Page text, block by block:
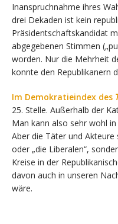
Inanspruchnahme ihres
drei Dekaden ist kein
Präsidentschaftskandidat
abgegebenen Stimmen
worden. Nur die Mehrheit
konnte den Republikanern
Im Demokratieindex des
25. Stelle. Außerhalb der
Man kann also sehr wohl
Aber die Täter und
oder „die Liberalen“,
Kreise in der
davon auch in unseren
wäre.